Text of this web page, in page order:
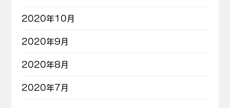
2020年10月
2020年9月
2020年8月
2020年7月